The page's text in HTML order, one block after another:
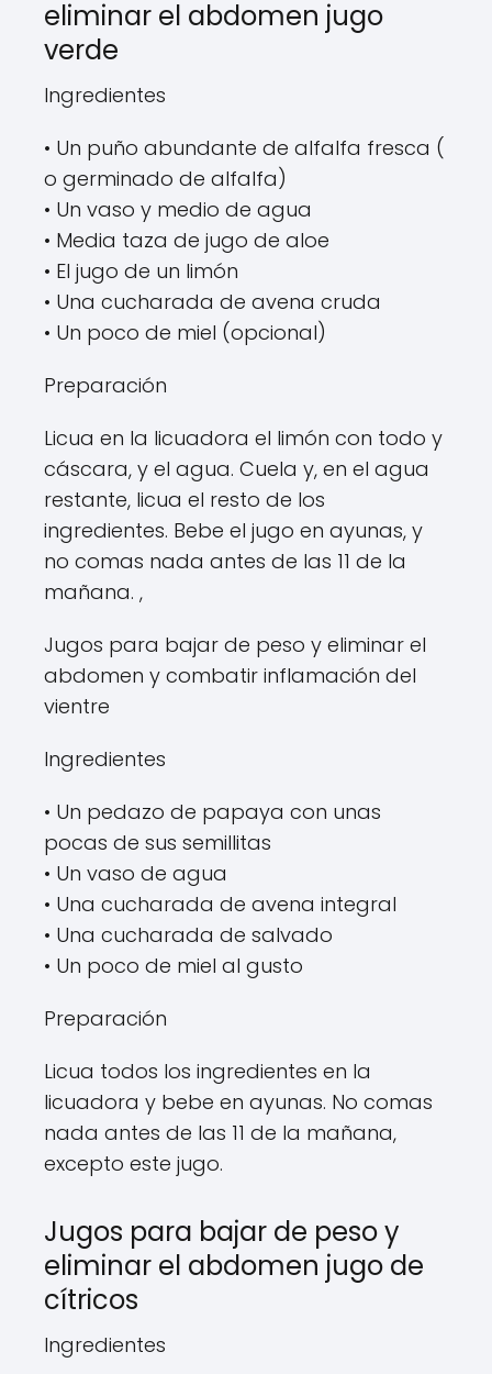
eliminar el abdomen jugo
verde
Ingredientes
• Un puño abundante de alfalfa fresca (
o germinado de alfalfa)
• Un vaso y medio de agua
• Media taza de jugo de aloe
• El jugo de un limón
• Una cucharada de avena cruda
• Un poco de miel (opcional)
Preparación
Licua en la licuadora el limón con todo y
cáscara, y el agua. Cuela y, en el agua
restante, licua el resto de los
ingredientes. Bebe el jugo en ayunas, y
no comas nada antes de las 11 de la
mañana. ,
Jugos para bajar de peso y eliminar el
abdomen y combatir inflamación del
vientre
Ingredientes
• Un pedazo de papaya con unas
pocas de sus semillitas
• Un vaso de agua
• Una cucharada de avena integral
• Una cucharada de salvado
• Un poco de miel al gusto
Preparación
Licua todos los ingredientes en la
licuadora y bebe en ayunas. No comas
nada antes de las 11 de la mañana,
excepto este jugo.
Jugos para bajar de peso y
eliminar el abdomen jugo de
cítricos
Ingredientes